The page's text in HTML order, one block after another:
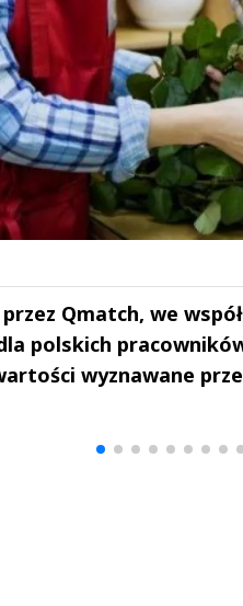
Qmatch, we
polskich
wyznawane
i Andrzej